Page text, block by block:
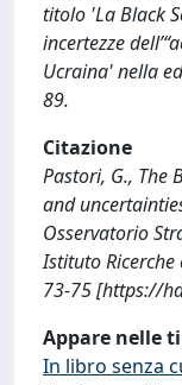
titolo 'La Black
incertezze
Ucraina' nella
89.
Citazione
Pastori, G., The
and
Osservatorio
Istituto
73-75 [https://
Appare nelle
In libro senza